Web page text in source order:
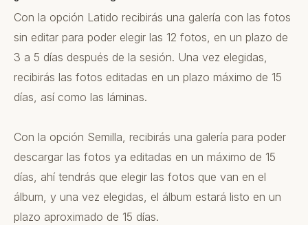
Con la opción Latido recibirás una galería con las fotos
sin editar para poder elegir las 12 fotos, en un plazo de
3 a 5 días después de la sesión. Una vez elegidas,
recibirás las fotos editadas en un plazo máximo de 15
días, así como las láminas.
Con la opción Semilla, recibirás una galería para poder
descargar las fotos ya editadas en un máximo de 15
días, ahí tendrás que elegir las fotos que van en el
álbum, y una vez elegidas, el álbum estará listo en un
plazo aproximado de 15 días.